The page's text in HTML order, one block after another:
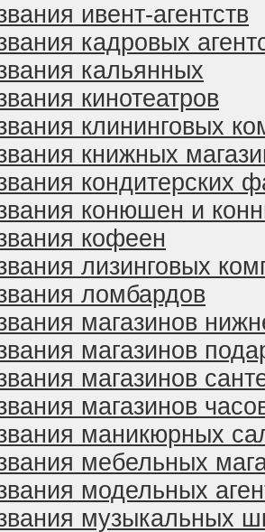
ивент-агентств
кадровых
кальянных
кинотеатров
клининговых
книжных
кондитерских
конюшен и
кофеен
лизинговых
ломбардов
магазинов
магазинов
магазинов
магазинов
маникюрных
мебельных
модельных
музыкальных